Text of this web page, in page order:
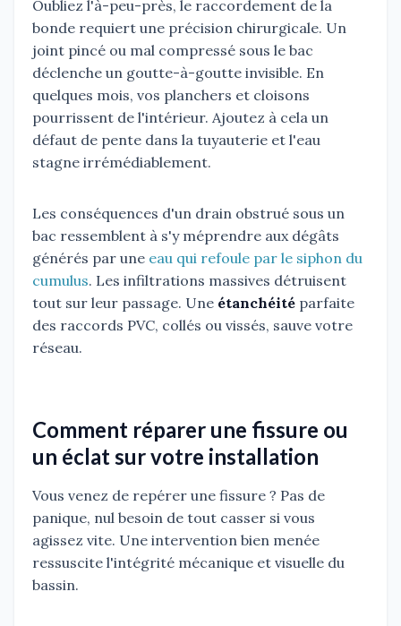
Oubliez l'à-peu-près, le raccordement de la
bonde requiert une précision chirurgicale. Un
joint pincé ou mal compressé sous le bac
déclenche un goutte-à-goutte invisible. En
quelques mois, vos planchers et cloisons
pourrissent de l'intérieur. Ajoutez à cela un
défaut de pente dans la tuyauterie et l'eau
stagne irrémédiablement.
Les conséquences d'un drain obstrué sous un
bac ressemblent à s'y méprendre aux dégâts
générés par une eau qui refoule par le siphon du
cumulus. Les infiltrations massives détruisent
tout sur leur passage. Une étanchéité parfaite
des raccords PVC, collés ou vissés, sauve votre
réseau.
Comment réparer une fissure ou
un éclat sur votre installation
Vous venez de repérer une fissure ? Pas de
panique, nul besoin de tout casser si vous
agissez vite. Une intervention bien menée
ressuscite l'intégrité mécanique et visuelle du
bassin.